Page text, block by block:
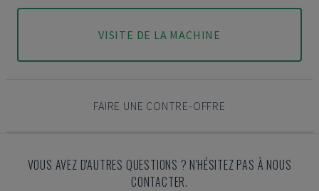
VISITE DE LA MACHINE
FAIRE UNE CONTRE-OFFRE
VOUS AVEZ D'AUTRES QUESTIONS ? N'HÉSITEZ PAS À NOUS
CONTACTER.